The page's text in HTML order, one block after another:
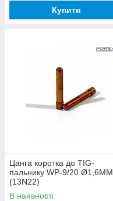
Купити
Цанга коротка до TIG-
пальнику WP-9/20 Ø1,6ММ
(13N22)
В наявності